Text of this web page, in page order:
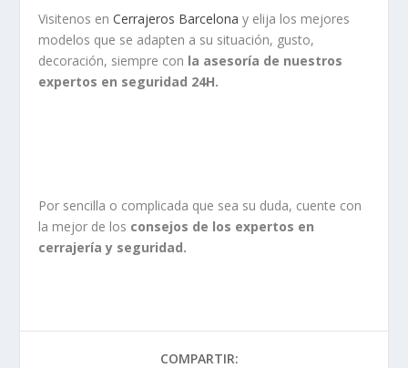
Visitenos enCerrajeros Barcelona y elija los mejores
modelos que se adapten a su situación, gusto,
decoración, siempre con la asesoría de nuestros
expertos en seguridad 24H.
Por sencilla o complicada que sea su duda, cuente con
la mejor de los consejos de los expertos en
cerrajería y seguridad.
COMPARTIR: